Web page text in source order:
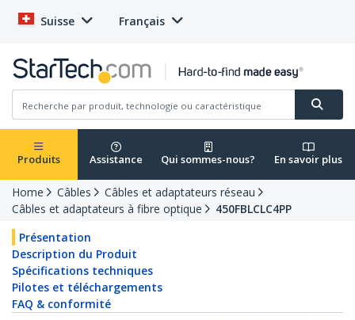
Suisse Français
Produits Assistance Qui sommes-nous? En savoir plus
Home Câbles
Câbles et adaptateurs réseau
Câbles et adaptateurs à fibre optique
450FBLCLC4PP
Présentation
Description du Produit
Spécifications techniques
Pilotes et téléchargements
FAQ & conformité